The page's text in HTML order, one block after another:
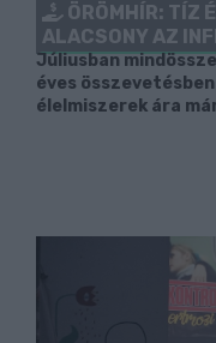
ÖRÖMHÍR: TÍZ
ALACSONY AZ
Júliusban
éves
élelmiszerek ára